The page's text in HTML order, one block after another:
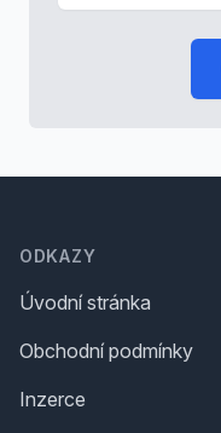
ODKAZY
Úvodní stránka
Obchodní podmínky
Inzerce